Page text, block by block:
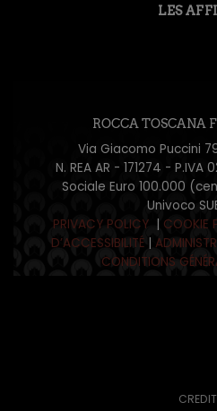
LES
ROCCA TOSCANA
Via Giacomo Puccini
N. REA AR - 171274 -
Sociale Euro 100.000
Univoco
PRIVACY POLICY| COOKIE
D’ACCESSIBILITÉ|
CONDITIONS